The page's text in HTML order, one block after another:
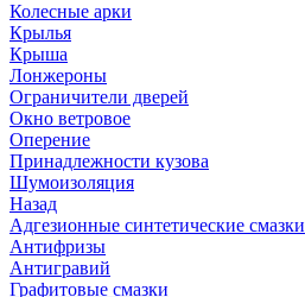
Колесные арки
Крылья
Крыша
Лонжероны
Ограничители дверей
Окно ветровое
Оперение
Принадлежности кузова
Шумоизоляция
Назад
Адгезионные синтетические смазки
Антифризы
Антигравий
Графитовые смазки